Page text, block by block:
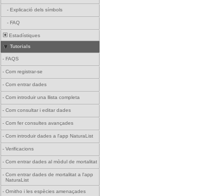
- Explicació dels símbols
- FAQ
Estadístiques
Tutorials
- FAQS
- Com registrar-se
- Com entrar dades
- Com introduir una llista completa
- Com consultar i editar dades
- Com fer consultes avançades
- Com introduir dades a l'app NaturaList
- Verificacions
- Com entrar dades al mòdul de mortalitat
- Com entrar dades de mortalitat a l'app
NaturaList
- Ornitho i les espècies amenaçades